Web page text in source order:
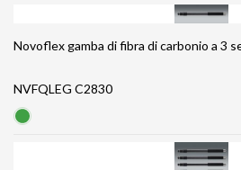
Novoflex gamba di fibra di carbonio a 3
NVFQLEG C2830